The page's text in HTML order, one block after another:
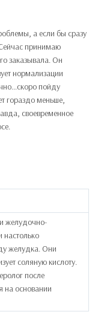
а если бы сразу
принимаю
заказывала. Он
нормализации
пойду
гораздо меньше,
своевременное
желудочно-
настолько
желудка. Они
соляную кислоту.
после
на основании